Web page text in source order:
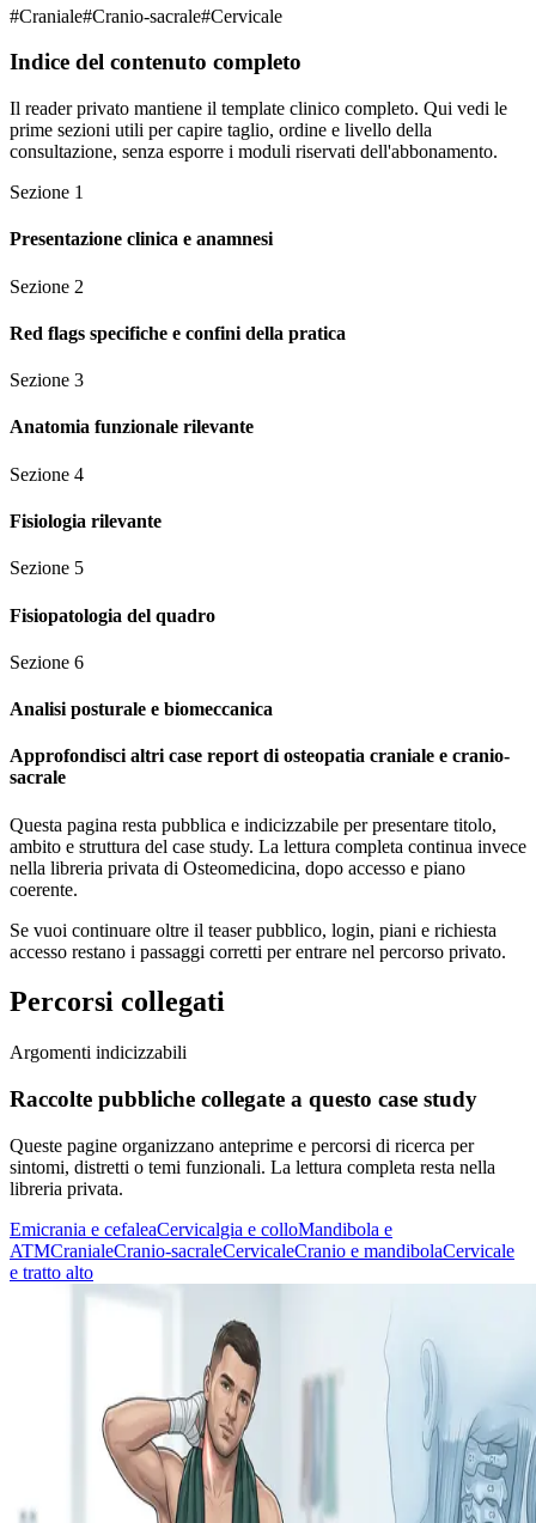
#Craniale#Cranio-sacrale#Cervicale
Indice del contenuto completo
Il reader privato mantiene il template clinico completo. Qui vedi le
prime sezioni utili per capire taglio, ordine e livello della
consultazione, senza esporre i moduli riservati dell'abbonamento.
Sezione 1
Presentazione clinica e anamnesi
Sezione 2
Red flags specifiche e confini della pratica
Sezione 3
Anatomia funzionale rilevante
Sezione 4
Fisiologia rilevante
Sezione 5
Fisiopatologia del quadro
Sezione 6
Analisi posturale e biomeccanica
Approfondisci altri case report di osteopatia craniale e cranio-
sacrale
Questa pagina resta pubblica e indicizzabile per presentare titolo,
ambito e struttura del case study. La lettura completa continua invece
nella libreria privata di Osteomedicina, dopo accesso e piano
coerente.
Se vuoi continuare oltre il teaser pubblico, login, piani e richiesta
accesso restano i passaggi corretti per entrare nel percorso privato.
Percorsi collegati
Argomenti indicizzabili
Raccolte pubbliche collegate a questo case study
Queste pagine organizzano anteprime e percorsi di ricerca per
sintomi, distretti o temi funzionali. La lettura completa resta nella
libreria privata.
Emicrania e cefaleaCervicalgia e colloMandibola e
ATMCranialeCranio-sacraleCervicaleCranio e mandibolaCervicale
e tratto alto